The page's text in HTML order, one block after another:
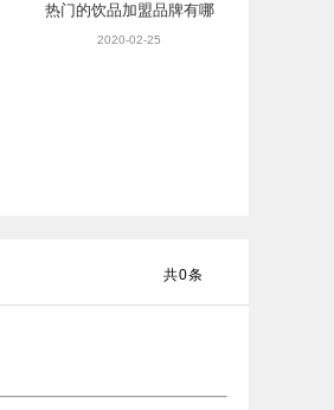
热门的饮品加盟品牌有哪
些_健康饮品加盟哪个品牌
2020-02-25
共0条